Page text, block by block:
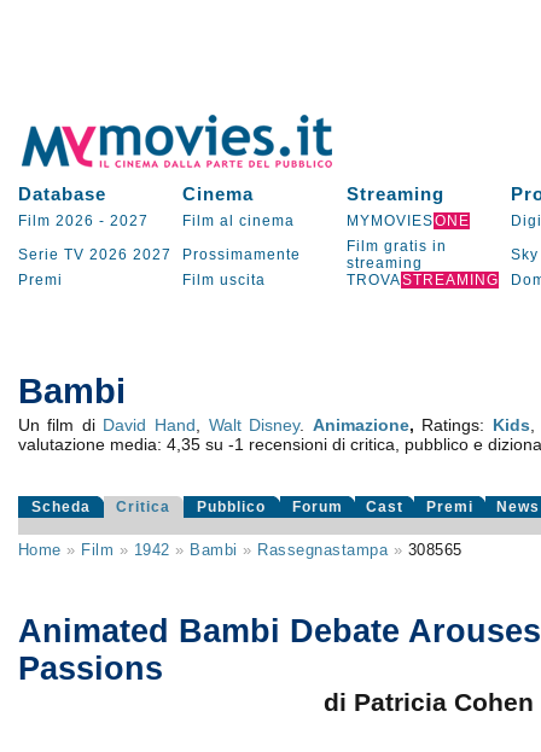
Database Cinema Streaming
Film 2026 - 2027 Film al cinema MYMOVIESONE
Serie TV 2026 2027 Prossimamente
Film gratis in
streaming
Sky
Premi
Film uscita TROVASTREAMING
Bambi
Un film di David Hand Walt Disney. Animazione, Ratings: Kids
valutazione media: 4,35 su -1 recensioni di critica, pubblico e
Scheda Critica Pubblico Forum Cast Premi News
Home » Film » 1942 » Bambi » Rassegnastampa» 308565
Animated Bambi Debate
Passions
di Patricia Cohen